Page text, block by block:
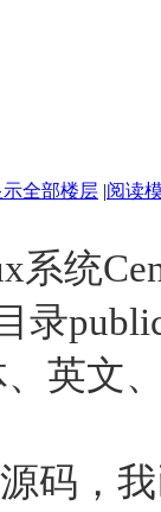
示全部楼层 |阅读
统
录
英文
码，